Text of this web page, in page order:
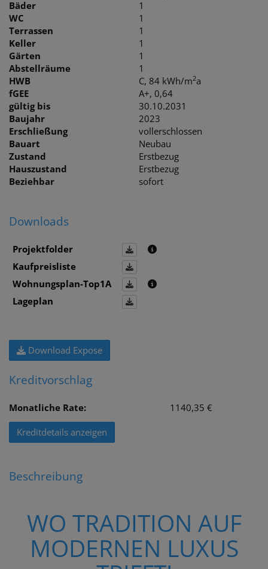
Bäder
1
WC
1
Terrassen
1
Keller
1
Gärten
1
Abstellräume
1
HWB
C, 84 kWh/m2a
fGEE
A+, 0,64
gültig bis
30.10.2031
Baujahr
2023
Erschließung
vollerschlossen
Bauart
Neubau
Zustand
Erstbezug
Hauszustand
Erstbezug
Beziehbar
sofort
Downloads
Projektfolder
Kaufpreisliste
Wohnungsplan-Top1A
Lageplan
Download Expose
Kreditvorschlag
Monatliche Rate: 1140,35 €
Kreditdetails anzeigen
Beschreibung
WO TRADITION AUF
MODERNEN LUXUS